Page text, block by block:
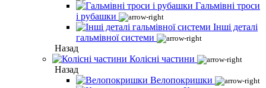
Гальмівні троси
і рубашки
Інші деталі
гальмівної системи
Назад
Колісні частини
Назад
Велопокришки